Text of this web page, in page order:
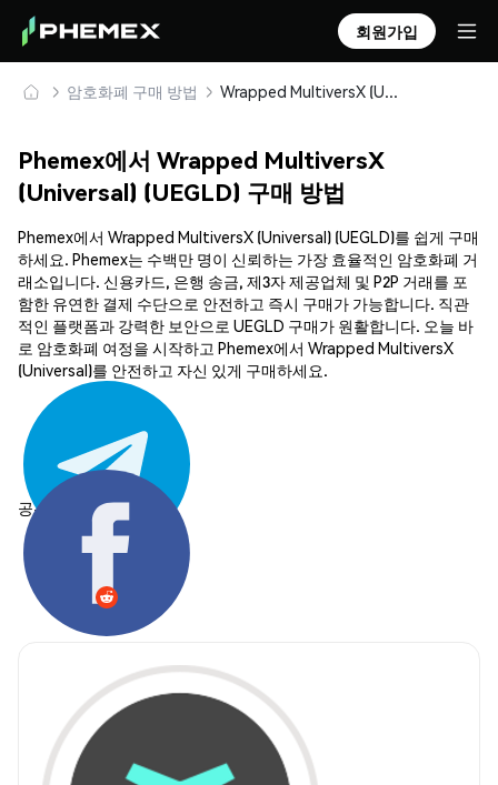
회원가입
암호화폐 구매 방법 Wrapped MultiversX (Universal) (UEGLD) 안전하게 구매 및 보관
Phemex에서 Wrapped MultiversX
(Universal) (UEGLD) 구매 방법
Phemex에서 Wrapped MultiversX (Universal) (UEGLD)를 쉽게 구매
하세요. Phemex는 수백만 명이 신뢰하는 가장 효율적인 암호화폐 거
래소입니다. 신용카드, 은행 송금, 제3자 제공업체 및 P2P 거래를 포
함한 유연한 결제 수단으로 안전하고 즉시 구매가 가능합니다. 직관
적인 플랫폼과 강력한 보안으로 UEGLD 구매가 원활합니다. 오늘 바
로 암호화폐 여정을 시작하고 Phemex에서 Wrapped MultiversX
(Universal)를 안전하고 자신 있게 구매하세요.
공유하기: